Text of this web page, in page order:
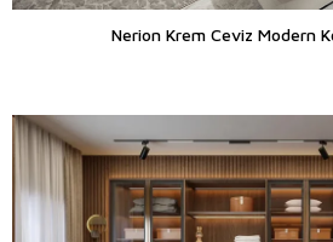
Nerion Krem Ceviz Modern